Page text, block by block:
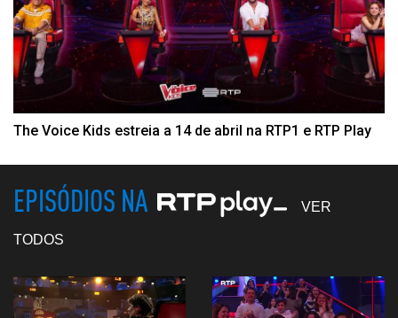
The Voice Kids estreia a 14 de abril na RTP1 e RTP Play
EPISÓDIOS NA VER
TODOS